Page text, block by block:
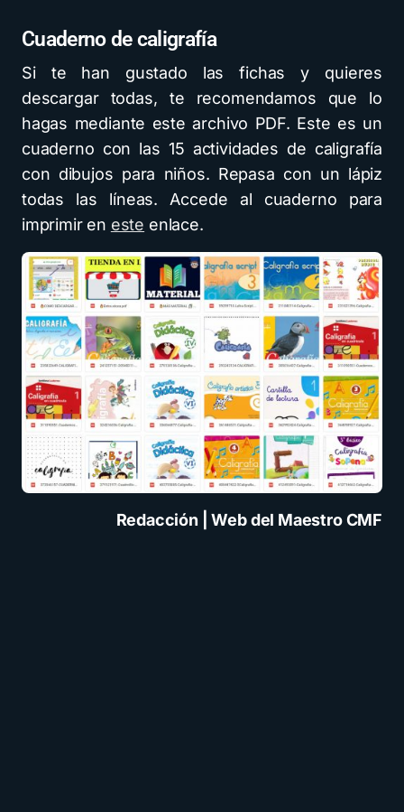
Cuaderno de caligrafía
Si te han gustado las fichas y quieres
descargar todas, te recomendamos que lo
hagas mediante este archivo PDF. Este es un
cuaderno con las 15 actividades de caligrafía
con dibujos para niños. Repasa con un lápiz
todas las líneas. Accede al cuaderno para
imprimir en este enlace.
Redacción | Web del Maestro CMF